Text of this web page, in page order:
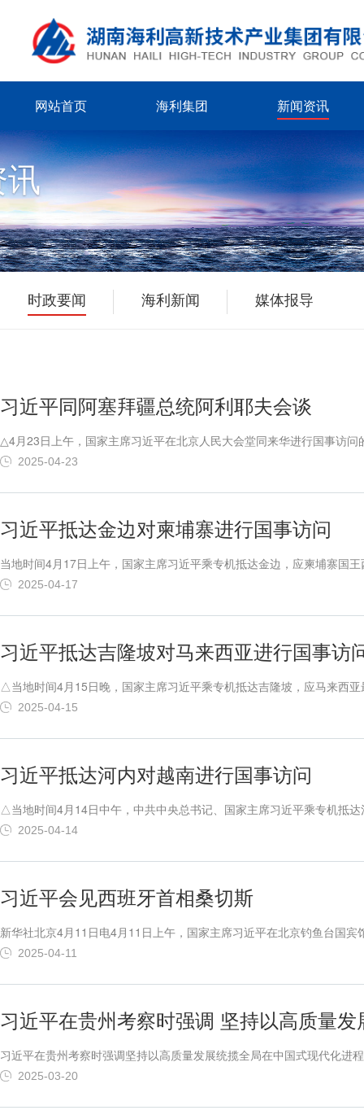
网站首页 海利集团 新闻资讯
时政要闻 海利新闻 媒体报导
习近平同阿塞拜疆总统阿利耶夫会谈
△4月23日上午，国家主席习近平在北京人民大会堂同来华进行国事访
爱民摄新华社北京4月23日电4月23日上午，国家主席习近平在北京人
志合者，不以山海为远。尽管国际形势风云变幻，但中阿关系万里同契
2025-04-23
习近平抵达金边对柬埔寨进行国事访问
当地时间4月17日上午，国家主席习近平乘专机抵达金边，应柬埔寨国
近平乘专机抵达金边，应柬埔寨国王西哈莫尼邀请，对柬埔寨进行国
哈莫尼国王率夏卡朋亲王、阿伦公主等王室成员，人民党主席、参议院
2025-04-17
习近平抵达吉隆坡对马来西亚进行国事访
△当地时间4月15日晚，国家主席习近平乘专机抵达吉隆坡，应马来西
德，陪同部长、交通部部长陆兆福等高级官员热情迎接。新华社记者
请，对马来西亚进行国事访问。专机抵达吉隆坡国际机场时，马来西亚
2025-04-15
习近平抵达河内对越南进行国事访问
△当地时间4月14日中午，中共中央总书记、国家主席习近平乘专机抵
河内内排国际机场时，越南国家主席梁强，越共中央政治局委员、中央
李学仁摄新华社河内4月14日电当地时间4月14日中午，中共中央总书记
2025-04-14
习近平会见西班牙首相桑切斯
新华社北京4月11日电4月11日上午，国家主席习近平在北京钓鱼台国
作，才能维护世界和平稳定，促进全球发展繁荣。国际形势越是变乱
有战略定力、更富发展活力的全面战略伙伴关系，为两国人民增进福祉
2025-04-11
习近平在贵州考察时强调 坚持以高质量
习近平在贵州考察时强调坚持以高质量发展统揽全局在中国式现代化
强调，贵州要认真落实党中央关于西部大开发和长江经济带发展的战略
国式现代化进程中展现贵州新风采。3月17日至18日，习近平在贵州省
2025-03-20